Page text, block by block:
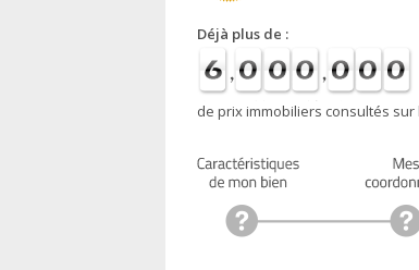
Déjà plus de :
de prix immobiliers consultés sur